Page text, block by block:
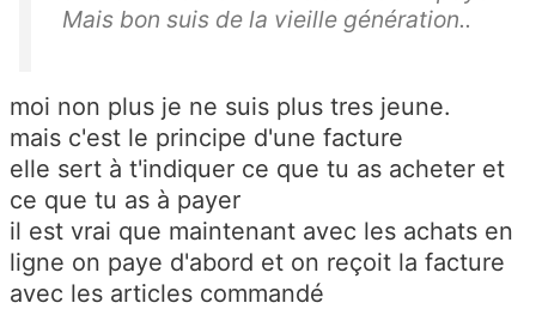
Mais bon suis de la vieille génération..
moi non plus je ne suis plus tres jeune.
mais c'est le principe d'une facture
elle sert à t'indiquer ce que tu as acheter et
ce que tu as à payer
il est vrai que maintenant avec les achats en
ligne on paye d'abord et on reçoit la facture
avec les articles commandé